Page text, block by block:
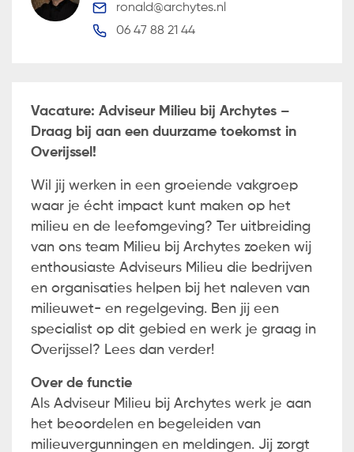
ronald@archytes.nl
06 47 88 21 44
Vacature: Adviseur Milieu bij Archytes –
Draag bij aan een duurzame toekomst in
Overijssel!
Wil jij werken in een groeiende vakgroep
waar je écht impact kunt maken op het
milieu en de leefomgeving? Ter uitbreiding
van ons team Milieu bij Archytes zoeken wij
enthousiaste Adviseurs Milieu die bedrijven
en organisaties helpen bij het naleven van
milieuwet- en regelgeving. Ben jij een
specialist op dit gebied en werk je graag in
Overijssel? Lees dan verder!
Over de functie
Als Adviseur Milieu bij Archytes werk je aan
het beoordelen en begeleiden van
milieuvergunningen en meldingen. Jij zorgt